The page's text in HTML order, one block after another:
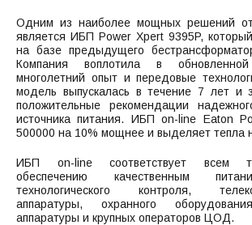
Одним из наиболее мощных решений
является ИБП Power Xpert 9395P,
на базе предыдущего
Компания воплотила в
многолетний опыт и передовые
модель выпускалась в течение 7 лет и
положительные рекомендации
источника питания. ИБП on-line Eaton
500000 на 10% мощнее и выделяет тепла
ИБП on-line соответствует всем
обеспечению качественным
технологического контроля,
аппаратуры, охранного
аппаратуры и крупных операторов ЦОД.